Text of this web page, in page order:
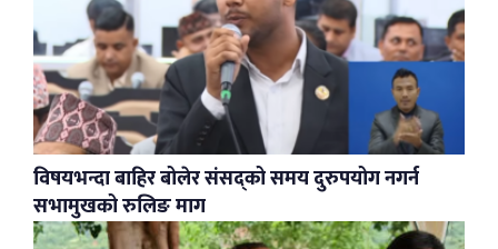
विषयभन्दा बाहिर बोलेर संसद्को समय दुरुपयोग नगर्न
सभामुखको रुलिङ माग